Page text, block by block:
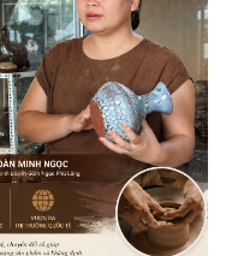
và Môi trường,
nghiệp và Môi
các cơ quan đơn vị
phía Bắc.